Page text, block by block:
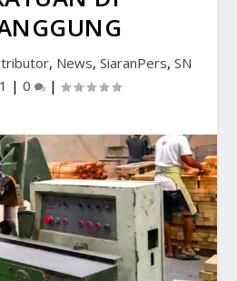
, News, SiaranPers, SN
| 0 |